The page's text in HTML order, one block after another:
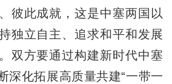
彼此成就，这是中塞两国以
独立自主、追求和平和发展
双方要通过构建新时代中塞
深化拓展高质量共建“一带一